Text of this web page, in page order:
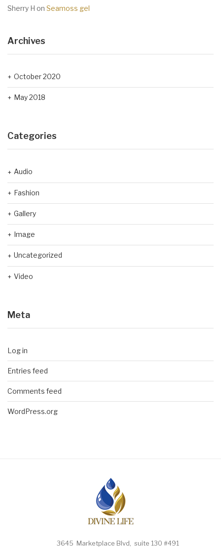
Sherry H on Seamoss gel
Archives
October 2020
May 2018
Categories
Audio
Fashion
Gallery
Image
Uncategorized
Video
Meta
Log in
Entries feed
Comments feed
WordPress.org
3645 Marketplace Blvd, suite 130 #491